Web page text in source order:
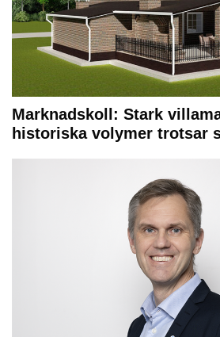
Marknadskoll: Stark
historiska volymer trotsar